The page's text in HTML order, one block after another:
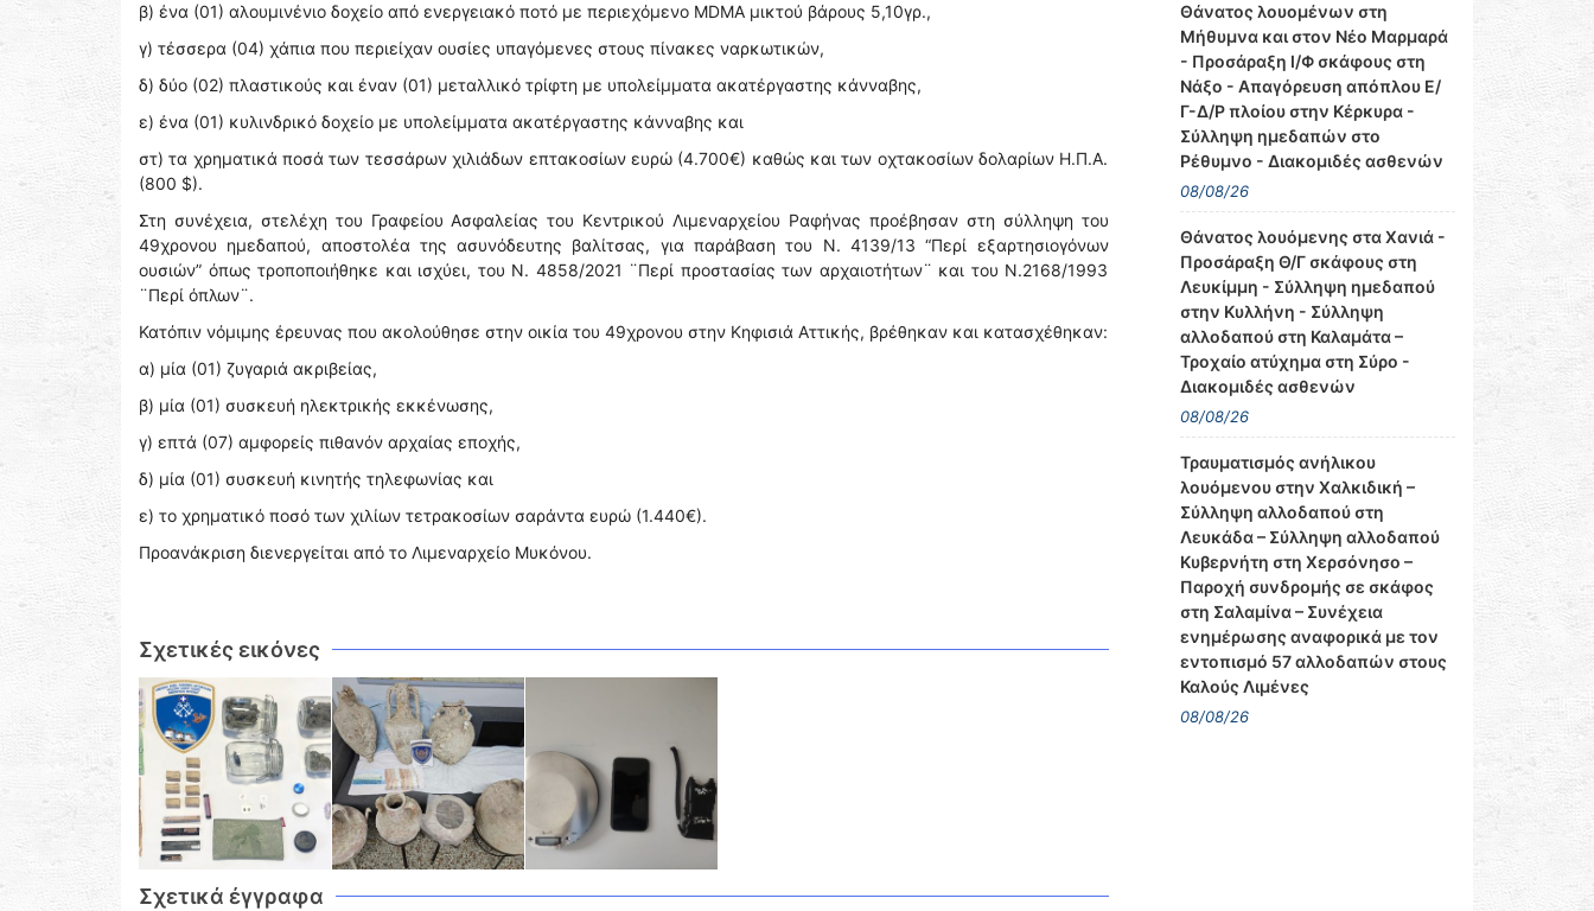
β) ένα (01) αλουμινένιο δοχείο από ενεργειακό ποτό με περιεχόμενο MDMA μικτού βάρους 5,10γρ.,
γ) τέσσερα (04) χάπια που περιείχαν ουσίες υπαγόμενες στους πίνακες ναρκωτικών,
δ) δύο (02) πλαστικούς και έναν (01) μεταλλικό τρίφτη με υπολείμματα ακατέργαστης κάνναβης,
ε) ένα (01) κυλινδρικό δοχείο με υπολείμματα ακατέργαστης κάνναβης και
στ) τα χρηματικά ποσά των τεσσάρων χιλιάδων επτακοσίων ευρώ (4.700€) καθώς και των οχτακοσίων δολαρίων Η.Π.Α.
(800 $).
Στη συνέχεια, στελέχη του Γραφείου Ασφαλείας του Κεντρικού Λιμεναρχείου Ραφήνας προέβησαν στη σύλληψη του
49χρονου ημεδαπού, αποστολέα της ασυνόδευτης βαλίτσας, για παράβαση του Ν. 4139/13 “Περί εξαρτησιογόνων
ουσιών” όπως τροποποιήθηκε και ισχύει, του Ν. 4858/2021 ¨Περί προστασίας των αρχαιοτήτων¨ και του Ν.2168/1993
¨Περί όπλων¨.
Κατόπιν νόμιμης έρευνας που ακολούθησε στην οικία του 49χρονου στην Κηφισιά Αττικής, βρέθηκαν και κατασχέθηκαν:
α) μία (01) ζυγαριά ακριβείας,
β) μία (01) συσκευή ηλεκτρικής εκκένωσης,
γ) επτά (07) αμφορείς πιθανόν αρχαίας εποχής,
δ) μία (01) συσκευή κινητής τηλεφωνίας και
ε) το χρηματικό ποσό των χιλίων τετρακοσίων σαράντα ευρώ (1.440€).
Προανάκριση διενεργείται από το Λιμεναρχείο Μυκόνου.
Σχετικές εικόνες
Σχετικά έγγραφα
Θάνατος λουομένων στη
Μήθυμνα και στον Νέο Μαρμαρά
- Προσάραξη Ι/Φ σκάφους στη
Νάξο - Απαγόρευση απόπλου Ε/
Γ-Δ/Ρ πλοίου στην Κέρκυρα -
Σύλληψη ημεδαπών στο
Ρέθυμνο - Διακομιδές ασθενών
08/08/26
Θάνατος λουόμενης στα Χανιά -
Προσάραξη Θ/Γ σκάφους στη
Λευκίμμη - Σύλληψη ημεδαπού
στην Κυλλήνη - Σύλληψη
αλλοδαπού στη Καλαμάτα –
Τροχαίο ατύχημα στη Σύρο -
Διακομιδές ασθενών
08/08/26
Τραυματισμός ανήλικου
λουόμενου στην Χαλκιδική –
Σύλληψη αλλοδαπού στη
Λευκάδα – Σύλληψη αλλοδαπού
Κυβερνήτη στη Χερσόνησο –
Παροχή συνδρομής σε σκάφος
στη Σαλαμίνα – Συνέχεια
ενημέρωσης αναφορικά με τον
εντοπισμό 57 αλλοδαπών στους
Καλούς Λιμένες
08/08/26